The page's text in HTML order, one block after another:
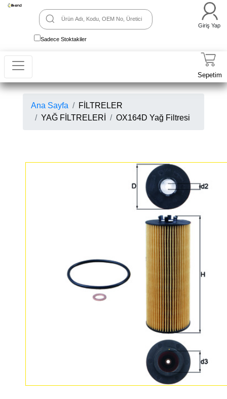
Sadece Stoktakiler
Giriş Yap
Sepetim
Ana Sayfa
FİLTRELER
YAĞ FİLTRELERİ
OX164D Yağ Filtresi